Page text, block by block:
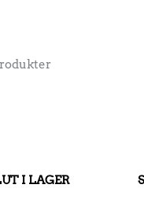
I LAGER